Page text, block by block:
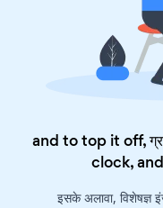
and to top it off,
clock,
इसके अलावा, विशेषज्ञ